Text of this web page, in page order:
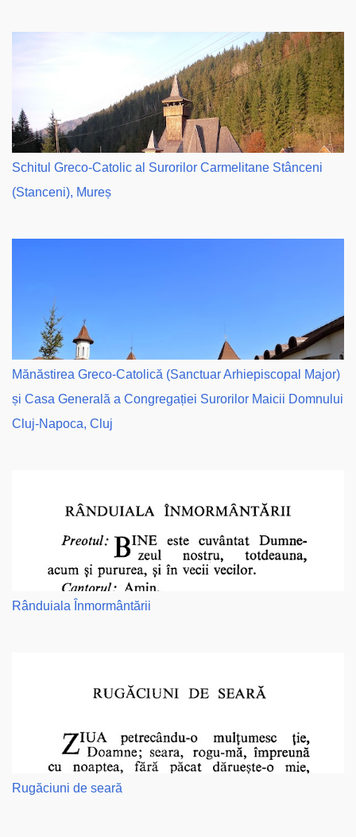
Schitul Greco-Catolic al Surorilor Carmelitane Stânceni
(Stanceni), Mureș
Mănăstirea Greco-Catolică (Sanctuar Arhiepiscopal Major)
și Casa Generală a Congregației Surorilor Maicii Domnului
Cluj-Napoca, Cluj
Rânduiala Înmormântării
Rugăciuni de seară